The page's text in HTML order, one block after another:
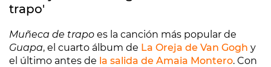
trapo'
Muñeca de trapo es la canción más popular de
Guapa, el cuarto álbum de La Oreja de Van Gogh y
el último antes de la salida de Amaia Montero. Con